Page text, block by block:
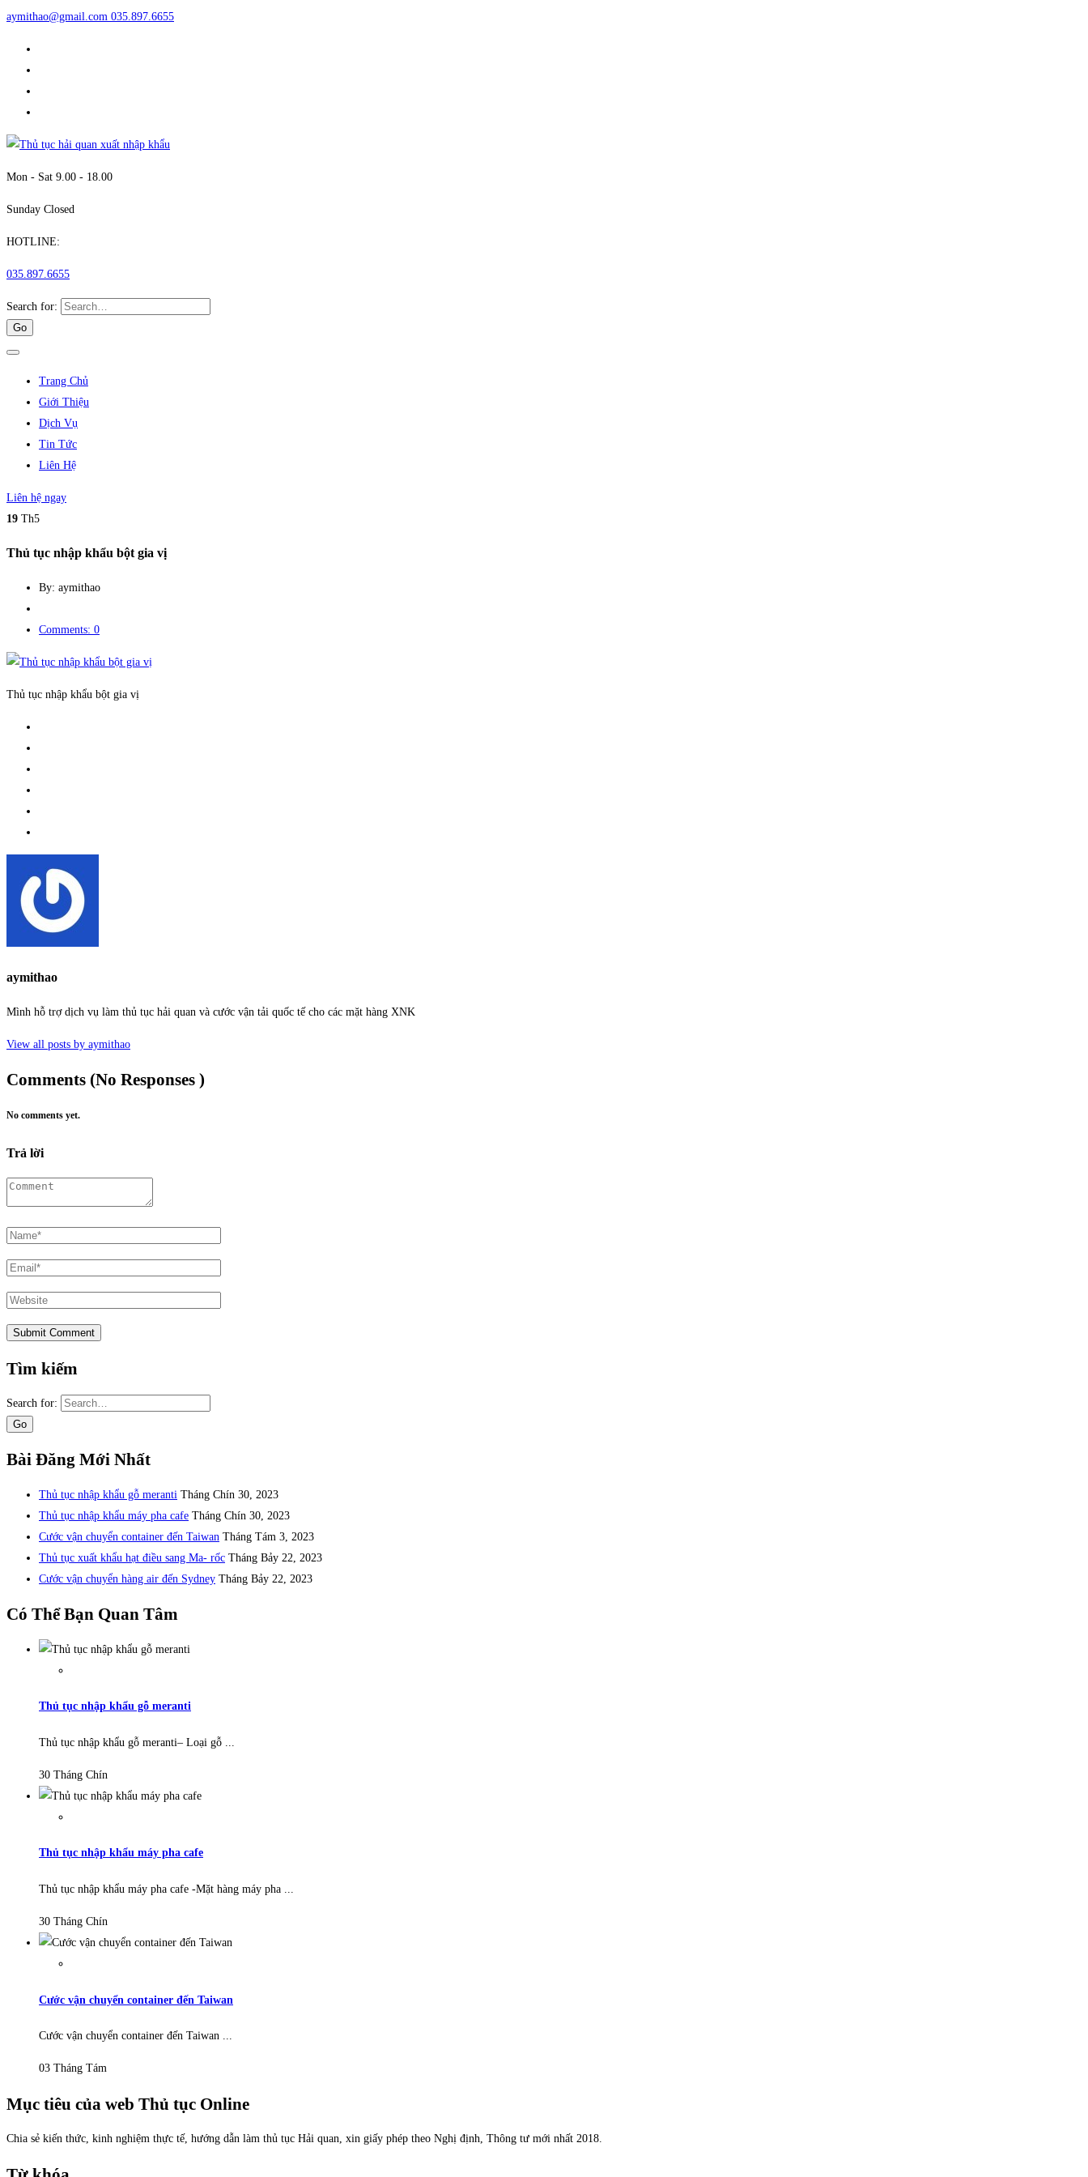
aymithao@gmail.com 035.897.6655
Mon - Sat 9.00 - 18.00
Sunday Closed
HOTLINE:
035.897.6655
Search for:
Trang Chủ
Giới Thiệu
Dịch Vụ
Tin Tức
Liên Hệ
Liên hệ ngay
19 Th5
Thủ tục nhập khẩu bột gia vị
By: aymithao
Comments: 0
Thủ tục nhập khẩu bột gia vị
aymithao
Mình hỗ trợ dịch vụ làm thủ tục hải quan và cước vận tải quốc tế cho các mặt hàng XNK
View all posts by aymithao
Comments (No Responses )
No comments yet.
Trả lời
Tìm kiếm
Search for:
Bài Đăng Mới Nhất
Thủ tục nhập khẩu gỗ meranti Tháng Chín 30, 2023
Thủ tục nhập khẩu máy pha cafe Tháng Chín 30, 2023
Cước vận chuyển container đến Taiwan Tháng Tám 3, 2023
Thủ tục xuất khẩu hạt điều sang Ma- rốc Tháng Bảy 22, 2023
Cước vận chuyển hàng air đến Sydney Tháng Bảy 22, 2023
Có Thể Bạn Quan Tâm
Thủ tục nhập khẩu gỗ meranti
Thủ tục nhập khẩu gỗ meranti– Loại gỗ ...
30 Tháng Chín
Thủ tục nhập khẩu máy pha cafe
Thủ tục nhập khẩu máy pha cafe -Mặt hàng máy pha ...
30 Tháng Chín
Cước vận chuyển container đến Taiwan
Cước vận chuyển container đến Taiwan ...
03 Tháng Tám
Mục tiêu của web Thủ tục Online
Chia sẻ kiến thức, kinh nghiệm thực tế, hướng dẫn làm thủ tục Hải quan, xin giấy phép theo Nghị định, Thông tư mới nhất 2018.